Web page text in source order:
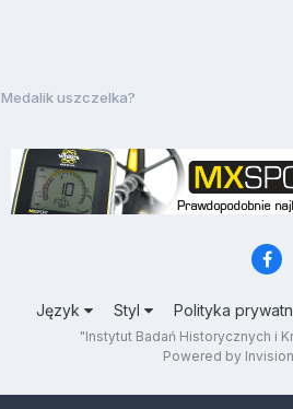
Medalik uszczelka?
Język Styl Polityka
"Instytut Badań Historycznych i
Powered by